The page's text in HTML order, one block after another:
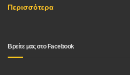
Περισσότερα
Βρείτε μας στο Facebook